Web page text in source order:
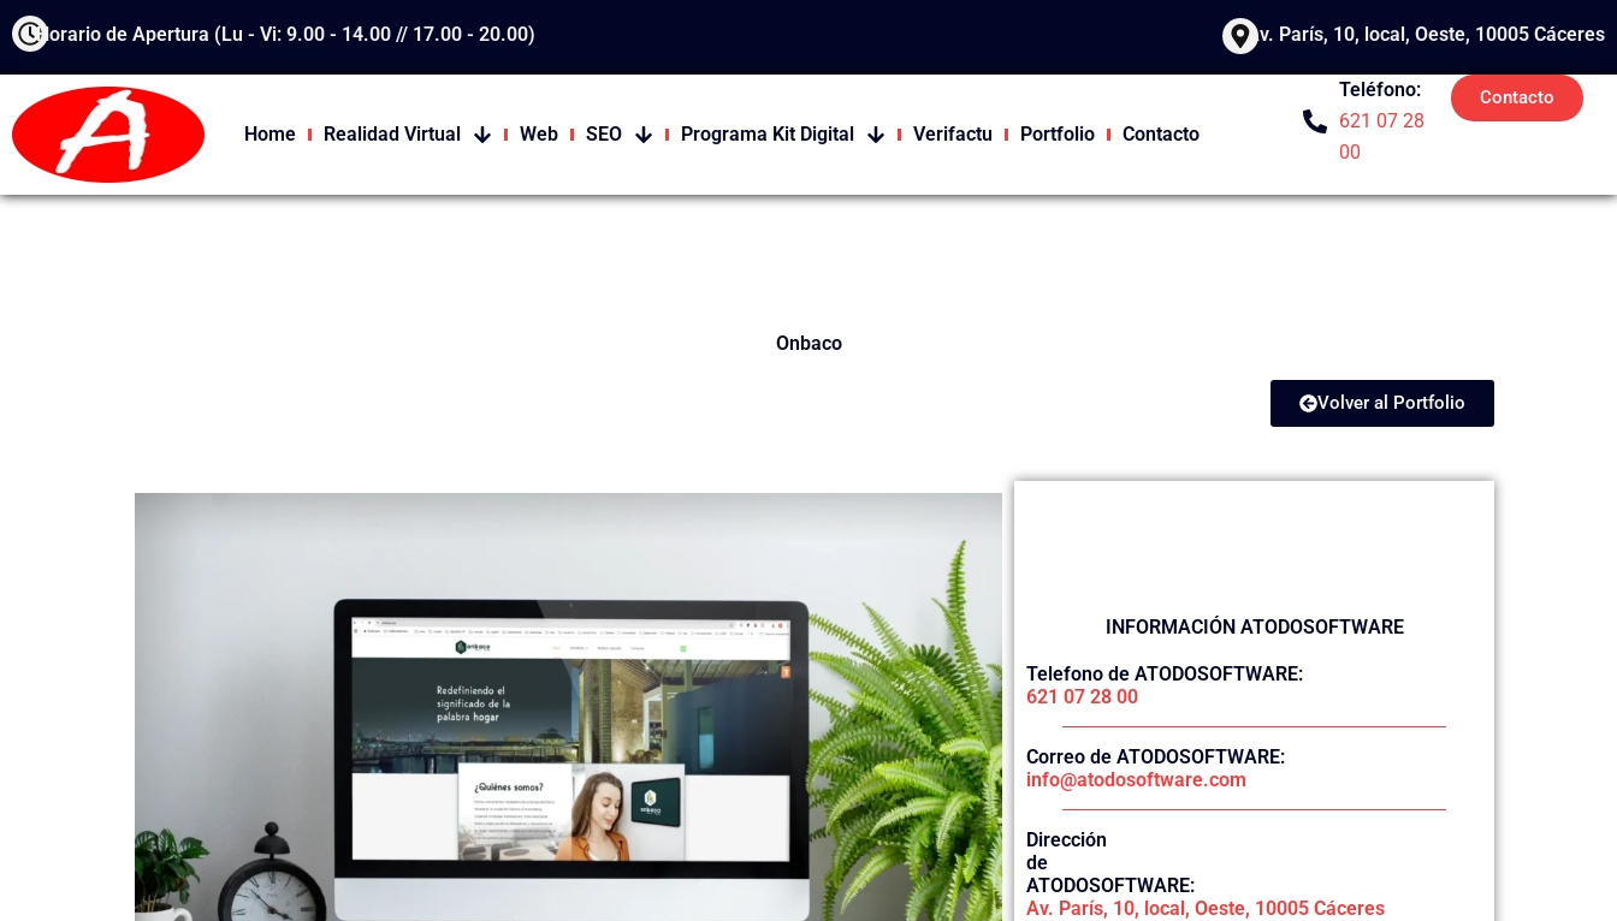
al
contenido
Horario de Apertura (Lu - Vi: 9.00 - 14.00 // 17.00 - 20.00) Av. París, 10, local, Oeste, 10005 Cáceres
Home Realidad Virtual Web SEO Programa Kit Digital Verifactu Portfolio Contacto
Teléfono:
621 07 28
00
Contacto
Onbaco
Volver al Portfolio
INFORMACIÓN ATODOSOFTWARE
Telefono de ATODOSOFTWARE:
621 07 28 00
Correo de ATODOSOFTWARE:
info@atodosoftware.com
Dirección
de
ATODOSOFTWARE:
Av. París, 10, local, Oeste, 10005 Cáceres